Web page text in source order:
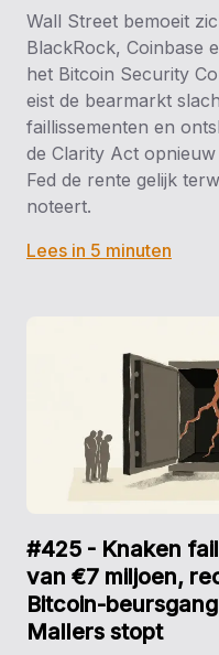
Wall Street bemoeit
BlackRock, Coinbase
het Bitcoin Security
eist de bearmarkt
faillissementen en
de Clarity Act
Fed de rente gelijk
noteert.
Lees in 5 minuten
#425 - Knaken
van €7 miljoen,
Bitcoin-
Mallers stopt